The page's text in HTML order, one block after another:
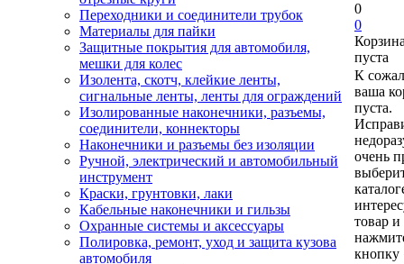
Переходники и соединители трубок
Материалы для пайки
Защитные покрытия для автомобиля,
мешки для колес
Изолента, скотч, клейкие ленты,
сигнальные ленты, ленты для ограждений
Изолированные наконечники, разъемы,
соединители, коннекторы
Наконечники и разъемы без изоляции
Ручной, электрический и автомобильный
инструмент
Краски, грунтовки, лаки
Кабельные наконечники и гильзы
Охранные системы и аксессуары
Полировка, ремонт, уход и защита кузова
автомобиля
0
0
пуста
К
ваша
пуста.
очень
товар и
кнопку